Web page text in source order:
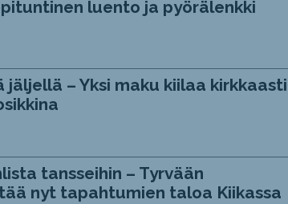
luento ja pyörälenkki
– Yksi maku kiilaa kirkkaasti
tansseihin – Tyrvään
nyt tapahtumien taloa Kiikassa